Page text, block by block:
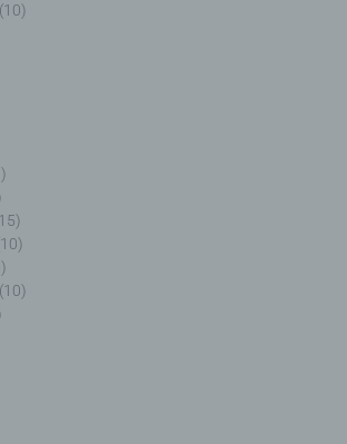
(10)
(10)
oder für die Verarbeitung
oder für die Verarbeitung
ist die natürliche oder juristische
Einrichtung oder andere Stelle,
gemeinsam mit anderen über die
Mittel der Verarbeitung von
Daten entscheidet. Sind die
dieser Verarbeitung durch das
oder das Recht der Mitgliedstaaten
so kann der Verantwortliche
können die bestimmten Kriterien
nach dem Unionsrecht oder
Mitgliedstaaten vorgesehen